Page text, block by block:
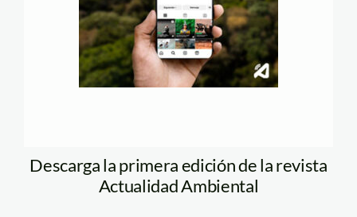
Descarga la primera edición de la revista
Actualidad Ambiental